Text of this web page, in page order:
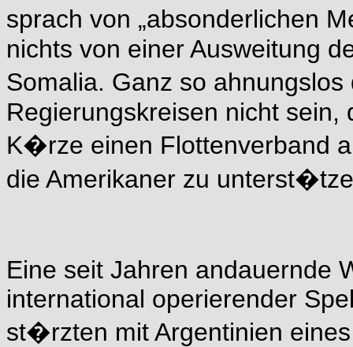
sprach von „absonderlichen
nichts von einer Ausweitung
Somalia. Ganz so
Regierungskreisen nicht
K�rze einen Flottenverband
die Amerikaner zu
Eine seit Jahren andauernde
international operierender
st�rzten mit Argentinien